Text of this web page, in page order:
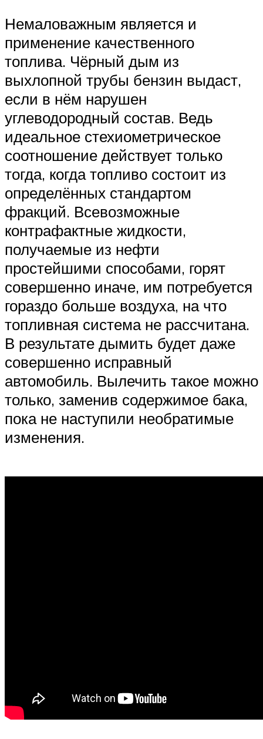
Немаловажным является и
применение качественного
топлива. Чёрный дым из
выхлопной трубы бензин выдаст,
если в нём нарушен
углеводородный состав. Ведь
идеальное стехиометрическое
соотношение действует только
тогда, когда топливо состоит из
определённых стандартом
фракций. Всевозможные
контрафактные жидкости,
получаемые из нефти
простейшими способами, горят
совершенно иначе, им потребуется
гораздо больше воздуха, на что
топливная система не рассчитана.
В результате дымить будет даже
совершенно исправный
автомобиль. Вылечить такое можно
только, заменив содержимое бака,
пока не наступили необратимые
изменения.